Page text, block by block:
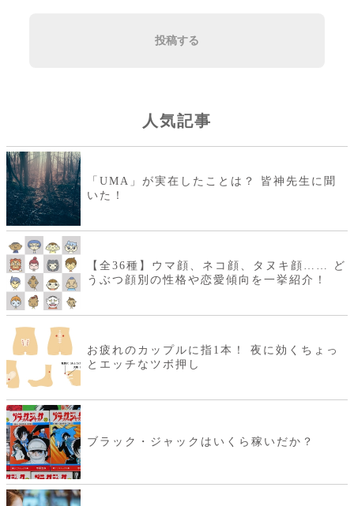
投稿する
人気記事
「UMA」が実在したことは？ 皆神先生に聞
いた！
【全36種】ウマ顔、ネコ顔、タヌキ顔…… ど
うぶつ顔別の性格や恋愛傾向を一挙紹介！
お疲れのカップルに指1本！ 夜に効くちょっ
とエッチなツボ押し
ブラック・ジャックはいくら稼いだか？